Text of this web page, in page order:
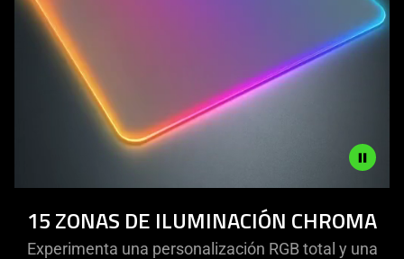
not
needed:
15 ZONAS DE ILUMINACIÓN CHROMA
Experimenta una personalización RGB total y una